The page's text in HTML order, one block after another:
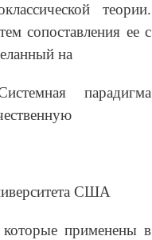
теории.
сопоставления ее с
на
парадигма
США
которые применены в